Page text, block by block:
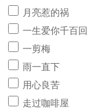
月亮惹的祸
一生爱你千百回
一剪梅
雨一直下
用心良苦
走过咖啡屋